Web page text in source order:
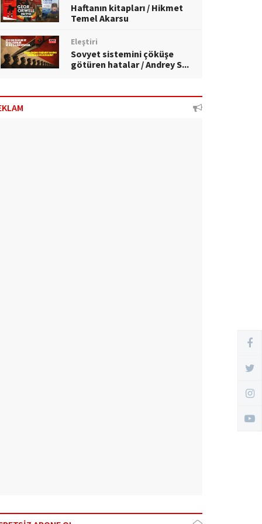
Haftanın kitapları / Hikmet
Temel Akarsu
Eleştiri
Sovyet sistemini çöküşe
götüren hatalar / Andrey S...